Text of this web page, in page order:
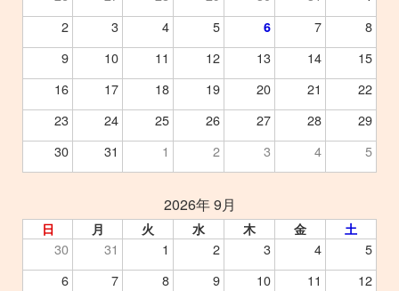
2
3 4 5 6 7
8
9
10 11 12 13 14
15
16
17 18 19 20 21
22
23
24 25 26 27 28
29
30
31 1 2 3 4 5
2026年 9月
日 月 火 水 木 金 土
30 31 1 2 3 4
5
6
7 8 9 10 11
12